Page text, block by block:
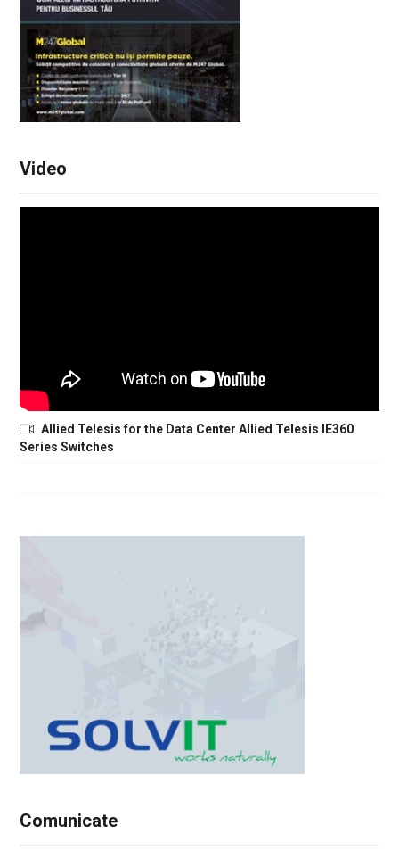
Video
Allied Telesis for the Data Center Allied Telesis IE360
Series Switches
Comunicate